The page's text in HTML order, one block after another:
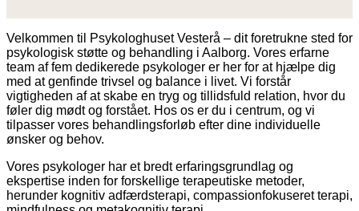
Velkommen til Psykologhuset Vesterå – dit foretrukne sted for
psykologisk støtte og behandling i Aalborg. Vores erfarne
team af fem dedikerede psykologer er her for at hjælpe dig
med at genfinde trivsel og balance i livet. Vi forstår
vigtigheden af at skabe en tryg og tillidsfuld relation, hvor du
føler dig mødt og forstået. Hos os er du i centrum, og vi
tilpasser vores behandlingsforløb efter dine individuelle
ønsker og behov.
Vores psykologer har et bredt erfaringsgrundlag og
ekspertise inden for forskellige terapeutiske metoder,
herunder kognitiv adfærdsterapi, compassionfokuseret terapi,